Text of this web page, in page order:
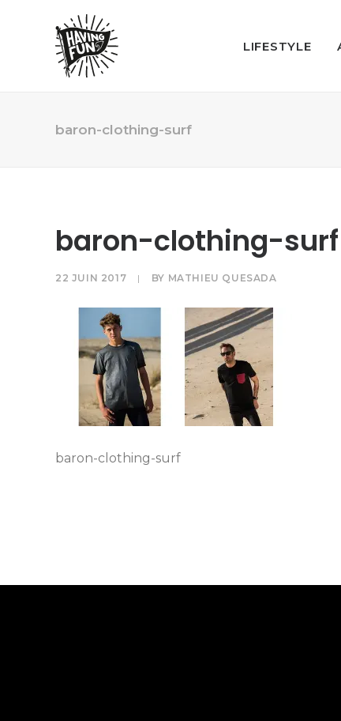
LIFESTYLE
baron-clothing-surf
baron-clothing-surf
22 JUIN 2017 | BY MATHIEU QUESADA
baron-clothing-surf